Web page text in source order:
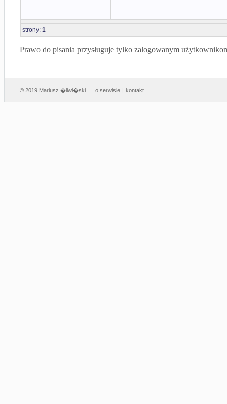
strony: 1
Prawo do pisania przysługuje tylko zalogowanym
© 2019 Mariusz �liwi�ski o serwisie | kontakt